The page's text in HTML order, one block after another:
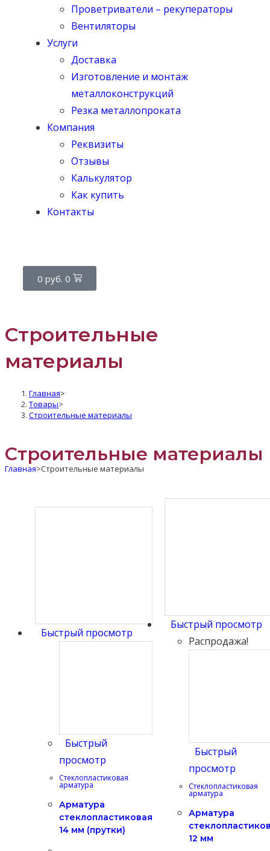
Проветриватели – рекуператоры
Вентиляторы
Услуги
Доставка
Изготовление и монтаж
металлоконструкций
Резка металлопроката
Компания
Реквизиты
Отзывы
Калькулятор
Как купить
Контакты
0 руб. 0
Строительные
материалы
Главная>
Товары>
Строительные материалы
Строительные материалы
Главная>Строительные материалы
Быстрый просмотр
Быстрый
просмотр
Стеклопластиковая
арматура
Арматура
cтеклопластиковая
14 мм (прутки)
Быстрый просмотр
Распродажа!
Быстрый
просмотр
Стеклопластиковая
арматура
Арматура
12 мм